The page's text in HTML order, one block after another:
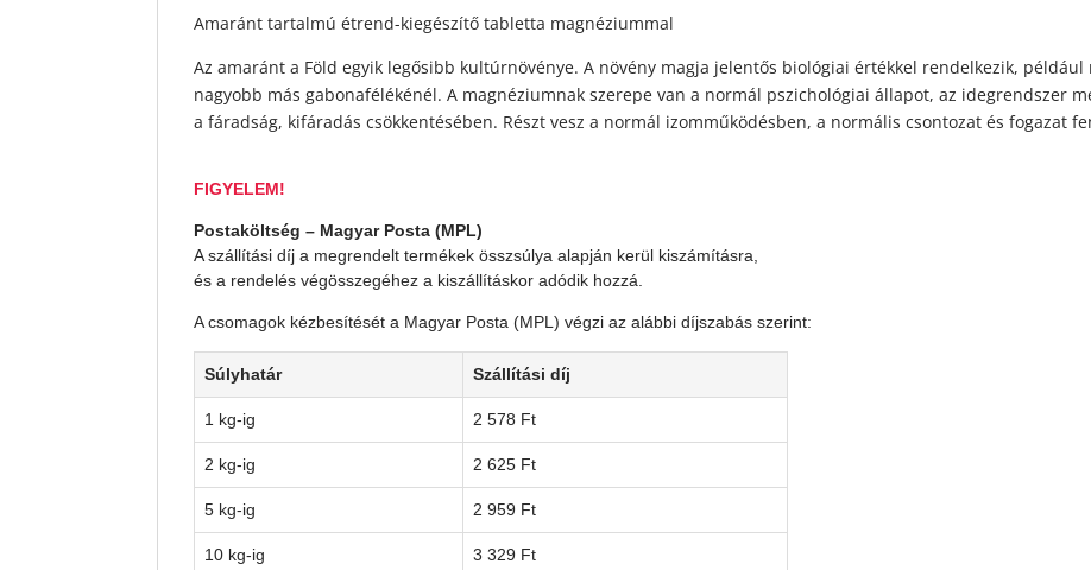
Amaránt tartalmú étrend-kiegészítő tabletta magnéziummal
Az amaránt a Föld egyik legősibb kultúrnövénye. A növény magja jelentős biológiai értékkel rendelkezik,
nagyobb más gabonafélékénél. A magnéziumnak szerepe van a normál pszichológiai állapot, az idegrendszer
a fáradság, kifáradás csökkentésében. Részt vesz a normál izomműködésben, a normális csontozat és fogazat
FIGYELEM!
Postaköltség – Magyar Posta (MPL)
A szállítási díj a megrendelt termékek összsúlya alapján kerül kiszámításra,
és a rendelés végösszegéhez a kiszállításkor adódik hozzá.
A csomagok kézbesítését a Magyar Posta (MPL) végzi az alábbi díjszabás szerint:
Súlyhatár Szállítási díj
1 kg-ig 2 578 Ft
2 kg-ig 2 625 Ft
5 kg-ig 2 959 Ft
10 kg-ig 3 329 Ft